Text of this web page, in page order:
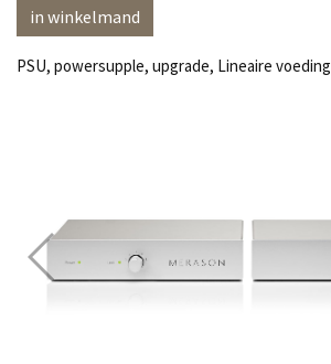
in winkelmand
PSU, powersupple, upgrade, Lineaire voeding